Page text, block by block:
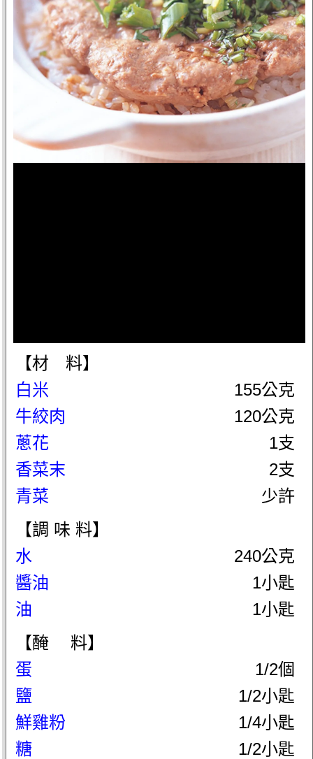
【材 料】
白米
155公克
牛絞肉
120公克
蔥花
1支
香菜末
2支
青菜
少許
【調 味 料】
水
240公克
醬油
1小匙
油
1小匙
【醃 料】
蛋
1/2個
鹽
1/2小匙
鮮雞粉
1/4小匙
糖
1/2小匙